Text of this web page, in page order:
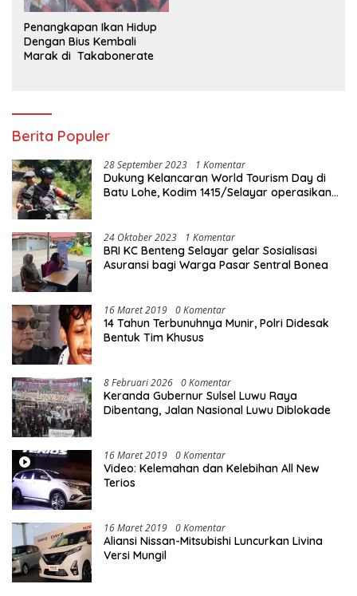
Penangkapan Ikan Hidup
Dengan Bius Kembali
Marak di Takabonerate
Berita Populer
28 September 2023 1 Komentar
Dukung Kelancaran World Tourism Day di
Batu Lohe, Kodim 1415/Selayar operasikan
24 Oktober 2023 1 Komentar
BRI KC Benteng Selayar gelar Sosialisasi
Asuransi bagi Warga Pasar Sentral Bonea
16 Maret 2019 0 Komentar
14 Tahun Terbunuhnya Munir, Polri Didesak
Bentuk Tim Khusus
8 Februari 2026 0 Komentar
Keranda Gubernur Sulsel Luwu Raya
Dibentang, Jalan Nasional Luwu Diblokade
16 Maret 2019 0 Komentar
Video: Kelemahan dan Kelebihan All New
Terios
16 Maret 2019 0 Komentar
Aliansi Nissan-Mitsubishi Luncurkan Livina
Versi Mungil